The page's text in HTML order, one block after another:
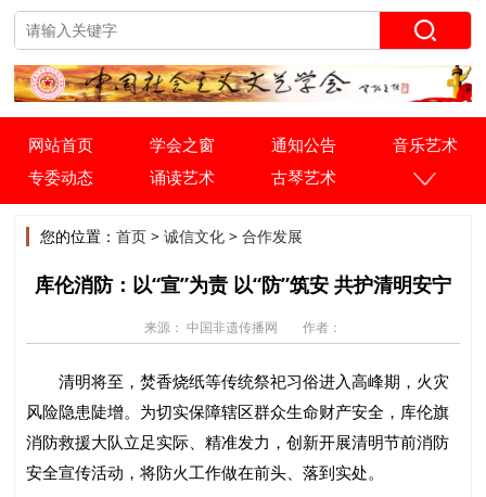
网站首页 学会之窗 通知公告
音乐艺术
专委动态
诵读艺术 古琴艺术
您的位置：首页 >诚信文化 >合作发展
库伦消防：以“宣”为责 以“防”筑安 共护清明安宁
来源： 中国非遗传播网 作者：
清明将至，焚香烧纸等传统祭祀习俗进入高峰期，火灾
风险隐患陡增。为切实保障辖区群众生命财产安全，库伦旗
消防救援大队立足实际、精准发力，创新开展清明节前消防
安全宣传活动，将防火工作做在前头、落到实处。